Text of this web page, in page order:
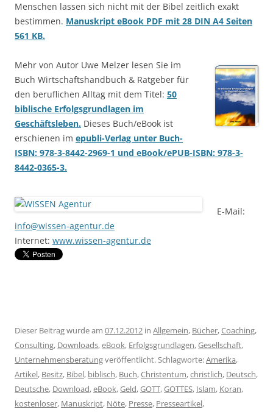
Menschen lassen sich nicht mit der Bibel zeitlich exakt
bestimmen. Manuskript eBook PDF mit 28 DIN A4 Seiten
561 KB.
Mehr von Autor Uwe Melzer lesen Sie im
Buch Wirtschaftshandbuch & Ratgeber für
den beruflichen Alltag mit dem Titel: 50
biblische Erfolgsgrundlagen im
Geschäftsleben. Dieses Buch/eBook ist
erschienen im epubli-Verlag unter Buch-
ISBN: 978-3-8442-2969-1 und eBook/ePUB-ISBN: 978-3-
8442-0365-3.
E-Mail:
info@wissen-agentur.de
Internet: www.wissen-agentur.de
Dieser Beitrag wurde am 07.12.2012 in Allgemein, Bücher,Coaching,
Consulting, Downloads,eBook, Erfolgsgrundlagen,Gesellschaft,
Unternehmensberatungveröffentlicht. Schlagworte:Amerika,
Artikel, Besitz, Bibel, biblisch, Buch,Christentum,christlich, Deutsch,
Deutsche, Download,eBook,Geld,GOTT,GOTTES, Islam, Koran,
kostenloser, Manuskript, Nöte, Presse, Presseartikel,